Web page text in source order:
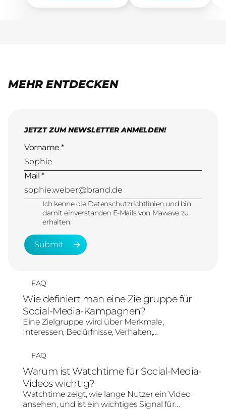
MEHR ENTDECKEN
FAQ
Wie definiert man eine Zielgruppe für
Social-Media-Kampagnen?
Eine Zielgruppe wird über Merkmale,
Interessen, Bedürfnisse, Verhalten,
Entscheidungsphase definiert. Für Social-
Media-Kampagnen reicht Demografie allein
nicht aus; entscheidend ist, welche Inhalte und
Botschaften für diese Menschen relevant sind.
FAQ
Warum ist Watchtime für Social-Media-
Videos wichtig?
Watchtime zeigt, wie lange Nutzer ein Video
ansehen, und ist ein wichtiges Signal für
JETZT ZUM NEWSLETTER ANMELDEN!
Vorname *
Mail *
Ich kenne die Datenschutzrichtlinien und bin
damit einverstanden E-Mails von Mawave zu
erhalten.
Submit